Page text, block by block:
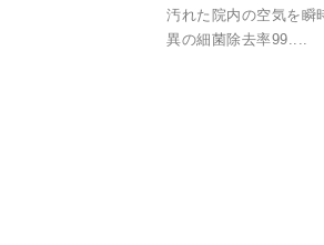
汚れた院内の空気を瞬
異の細菌除去率99....